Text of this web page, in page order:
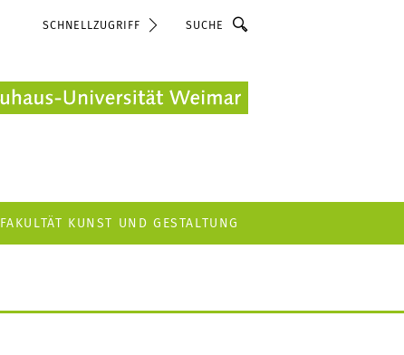
SCHNELLZUGRIFF Suche
FAKULTÄT KUNST UND GESTALTUNG